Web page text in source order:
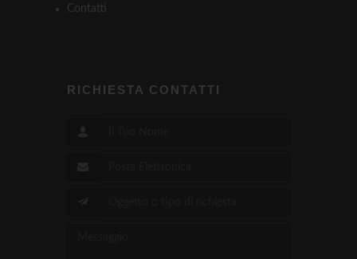
Contatti
RICHIESTA CONTATTI